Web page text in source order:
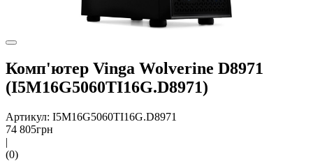
Комп'ютер Vinga Wolverine D8971
(I5M16G5060TI16G.D8971)
Артикул: I5M16G5060TI16G.D8971
74 805грн
|
(0)